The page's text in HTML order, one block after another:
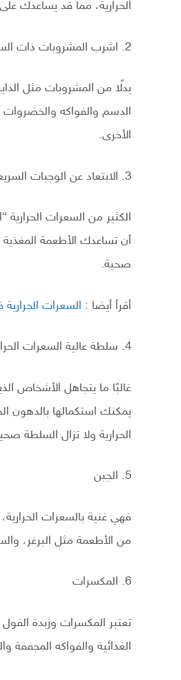
الحرارية، مما قد يساعدك على
2. اشرب المشروبات ذات السعرات الحرارية العالية
بدلًا من المشروبات مثل
الدسم والفواكه والخضروات
الأخرى.
3. الابتعاد عن الوجبات السريعة
الكثير من السعرات
أن تساعدك الأطعمة
صحية.
أقرأ أيضا : السعرات
4. سلطة عالية السعرات الحرارية
غالبًا ما يتجاهل الأشخاص
يمكنك استكمالها بالدهون
الحرارية ولا تزال السلطة
5. الجبن
فهي غنية بالسعرات
من الأطعمة مثل البرغر،
6. المكسرات
تعتبر المكسرات وزبدة الفول
الغذائية والفواكه المجففة